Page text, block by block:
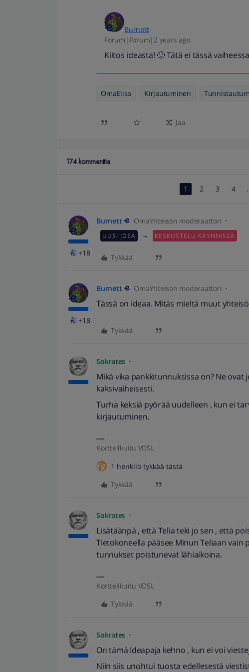
Burnett
Forum|Forum|2 years ago
Kiitos ideasta! 🙂 Tätä ei tässä
OmaElisa Kirjautuminen
Jaa
174 kommenttia
1 2 3 4
+18
Burnett OmaYhteisön moderaattori
UUSI IDEA
→ KESKUSTELU KÄYNNISSÄ
Tykkää
+18
Burnett OmaYhteisön moderaattori
Tässä on ideaa. Mitäs mieltä muut
Tykkää
Sokrates
Mikä vika pankkitunnuksissa on? Ne ovat
kaksivaiheisesti.
Turha keksiä pyörää uudelleen , kun ei
kirjautuminen.
Korttelikuitu VDSL
1 henkilö tykkää tästä
Tykkää
Sokrates
Lisätäänpä , että Telia teki jo sen , että
Tietokoneella pääsee Minun Teliaan
tunnukset poistunevat lähiaikoina.
Korttelikuitu VDSL
Tykkää
Sokrates
On tämä Ideapaja kehno , kun ei voi
Niin siis unohtui tuosta edellesestä